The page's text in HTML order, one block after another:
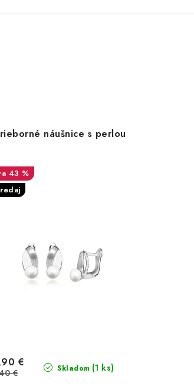
náušnice s perlou
43 %
Skladom (1 ks)
€
€